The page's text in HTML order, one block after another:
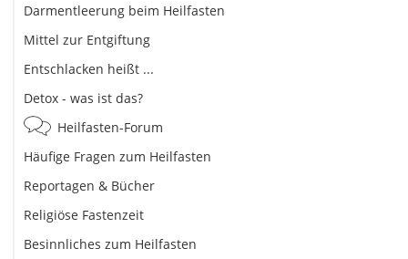
Darmentleerung beim Heilfasten
Mittel zur Entgiftung
Entschlacken heißt ...
Detox - was ist das?
Heilfasten-Forum
Häufige Fragen zum Heilfasten
Reportagen & Bücher
Religiöse Fastenzeit
Besinnliches zum Heilfasten